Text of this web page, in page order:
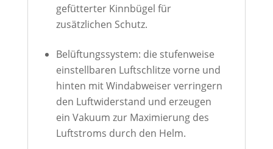
gefütterter Kinnbügel für
zusätzlichen Schutz.
Belüftungssystem: die stufenweise
einstellbaren Luftschlitze vorne und
hinten mit Windabweiser verringern
den Luftwiderstand und erzeugen
ein Vakuum zur Maximierung des
Luftstroms durch den Helm.